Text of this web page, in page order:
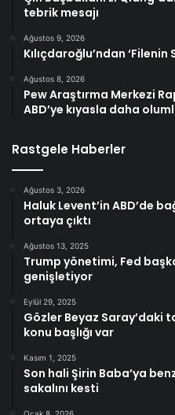
tebrik mesajı
Ağustos 9, 2026
Kılıçdaroğlu’ndan
Ağustos 8, 2026
Pew Araştırma Merkezi
ABD’ye kıyasla daha
Rastgele Haberler
Ağustos 3, 2026
Haluk Levent’in ABD’de
ortaya çıktı
Ağustos 13, 2025
Trump yönetimi, Fed
genişletiyor
Eylül 29, 2025
Gözler Beyaz Saray’daki
konu başlığı var
Kasım 1, 2025
Son hali Şirin Baba’ya
sakalını kesti